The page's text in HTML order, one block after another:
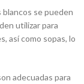
se pueden
utilizar para
así como sopas, lo
adecuadas para